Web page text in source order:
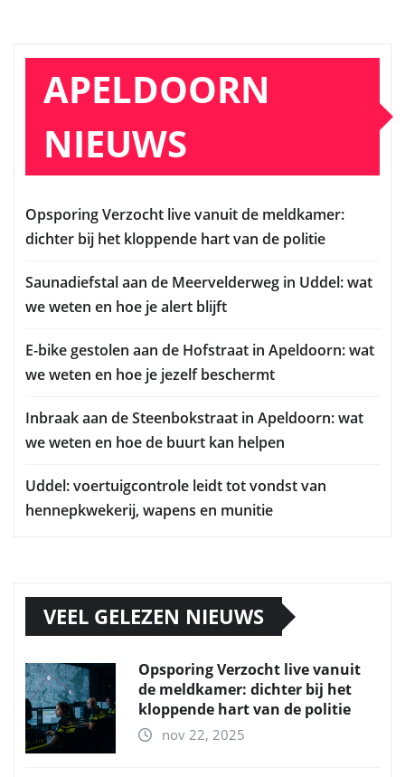
APELDOORN
NIEUWS
Opsporing Verzocht live vanuit de meldkamer:
dichter bij het kloppende hart van de politie
Saunadiefstal aan de Meervelderweg in Uddel: wat
we weten en hoe je alert blijft
E-bike gestolen aan de Hofstraat in Apeldoorn: wat
we weten en hoe je jezelf beschermt
Inbraak aan de Steenbokstraat in Apeldoorn: wat
we weten en hoe de buurt kan helpen
Uddel: voertuigcontrole leidt tot vondst van
hennepkwekerij, wapens en munitie
VEEL GELEZEN NIEUWS
Opsporing Verzocht live vanuit
de meldkamer: dichter bij het
kloppende hart van de politie
nov 22, 2025